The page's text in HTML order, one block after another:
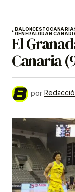
BALONCESTO
GENERALGRAN
El
Canaria
por